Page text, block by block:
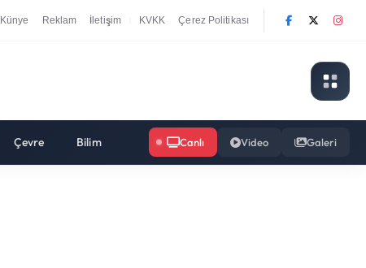
Künye Reklam İletişim KVKK Çerez Politikası
Çevre Bilim Canlı Video Galeri